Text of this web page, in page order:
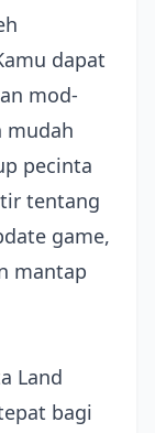
dapat
mod-
mudah
pecinta
tentang
game,
mantap
Land
bagi